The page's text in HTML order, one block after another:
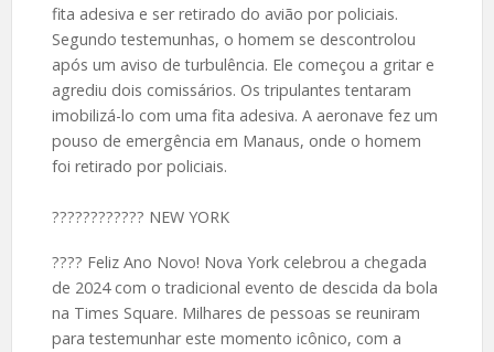
fita adesiva e ser retirado do avião por policiais.
Segundo testemunhas, o homem se descontrolou
após um aviso de turbulência. Ele começou a gritar e
agrediu dois comissários. Os tripulantes tentaram
imobilizá-lo com uma fita adesiva. A aeronave fez um
pouso de emergência em Manaus, onde o homem
foi retirado por policiais.
????️???????? NEW YORK
???? Feliz Ano Novo! Nova York celebrou a chegada
de 2024 com o tradicional evento de descida da bola
na Times Square. Milhares de pessoas se reuniram
para testemunhar este momento icônico, com a